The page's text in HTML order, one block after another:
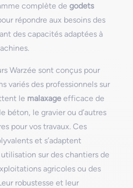
complète de godets
répondre aux besoins des
des capacités adaptées à
Warzée sont conçus pour
variés des professionnels sur
le malaxageefficace de
béton, le gravier ou d’autres
pour vos travaux. Ces
et s’adaptent
sur des chantiers de
agricoles ou des
robustesse et leur